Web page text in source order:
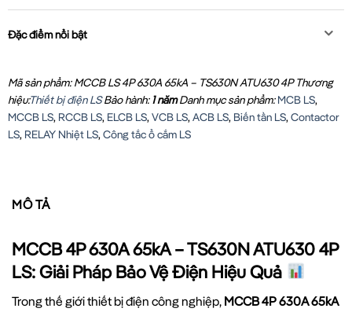
Đặc điểm nổi bật
Mã sản phẩm: MCCB LS 4P 630A 65kA – TS630N ATU630 4PThương
hiệu:Thiết bị điện LS Bảo hành:1 nămDanh mục sản phẩm:MCB LS,
MCCB LS, RCCB LS, ELCB LS,VCB LS,ACB LS, Biến tần LS,Contactor
LS, RELAY Nhiệt LS,Công tắc ổ cắm LS
MÔ TẢ
MCCB 4P 630A 65kA – TS630N ATU630 4P
LS: Giải Pháp Bảo Vệ Điện Hiệu Quả
Trong thế giới thiết bị điện công nghiệp, MCCB 4P 630A 65kA